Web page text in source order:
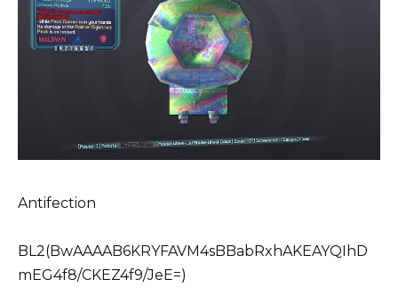
Antifection
BL2(BwAAAAB6KRYFAVM4sBBabRxhAKEAYQIhD
mEG4f8/CKEZ4f9/JeE=)